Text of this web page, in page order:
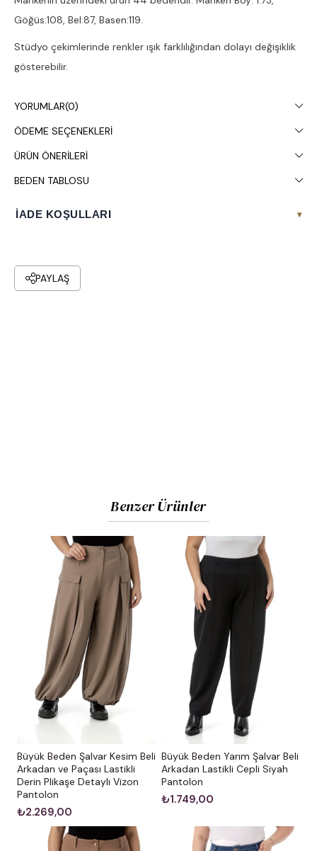
Göğüs:108, Bel:87, Basen:119.
Stüdyo çekimlerinde renkler ışık farklılığından dolayı değişiklik
gösterebilir.
YORUMLAR(0)
ÖDEME SEÇENEKLERI
ÜRÜN ÖNERILERI
BEDEN TABLOSU
İADE KOŞULLARI ▾
PAYLAŞ
Benzer Ürünler
Büyük Beden Şalvar Kesim Beli
Arkadan ve Paçası Lastikli
Derin Plikaşe Detaylı Vizon
Pantolon
₺2.269,00
Büyük Beden Yarım Şalvar Beli
Arkadan Lastikli Cepli Siyah
Pantolon
₺1.749,00